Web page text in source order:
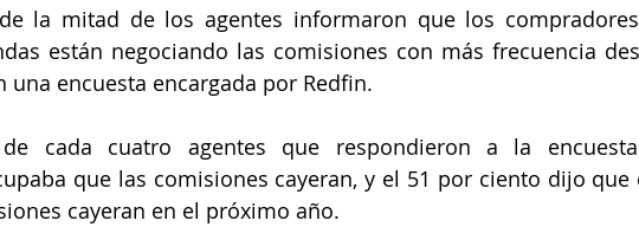
la mitad de los agentes informaron que los
están negociando las comisiones con más frecuencia
una encuesta encargada por Redfin.
cada cuatro agentes que respondieron a la
que las comisiones cayeran, y el 51 por ciento dijo que
cayeran en el próximo año.